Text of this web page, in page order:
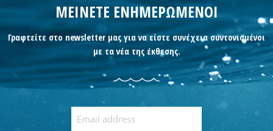
ΜΕΙΝΕΤΕ ΕΝΗΜΕΡΩΜΕΝΟΙ
Γραφτείτε στο newsletter μας για να είστε συνέχεια συντονισμένοι
με τα νέα της έκθεσης.